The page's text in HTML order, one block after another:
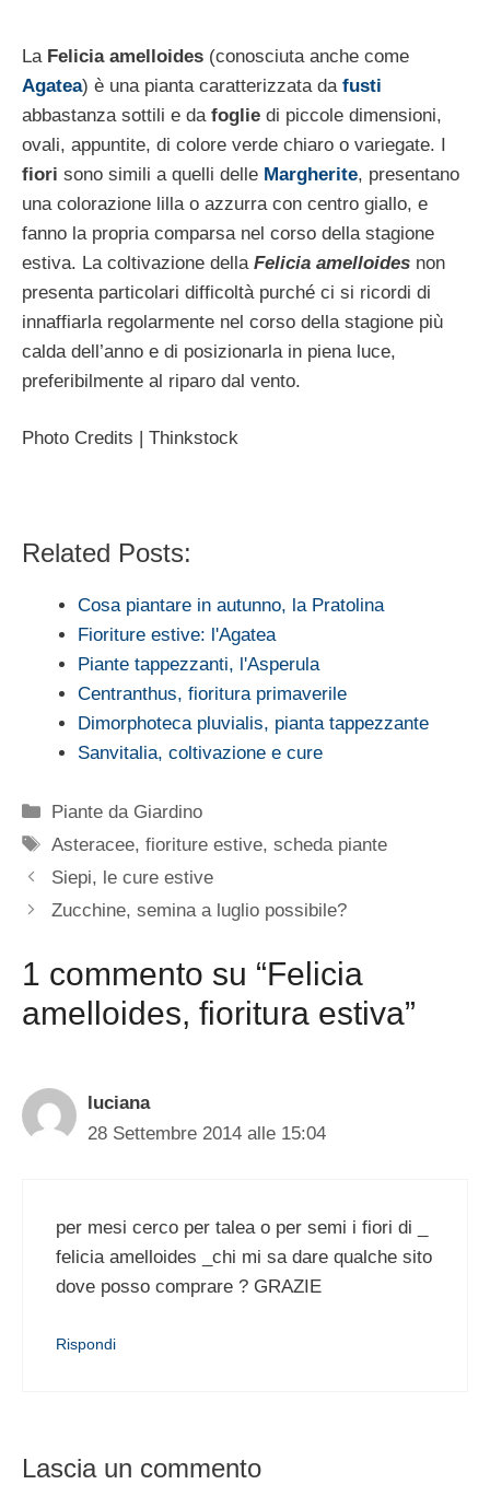
La Felicia amelloides (conosciuta anche come
Agatea) è una pianta caratterizzata da fusti
abbastanza sottili e da foglie di piccole dimensioni,
ovali, appuntite, di colore verde chiaro o variegate. I
fiori sono simili a quelli delle Margherite, presentano
una colorazione lilla o azzurra con centro giallo, e
fanno la propria comparsa nel corso della stagione
estiva. La coltivazione della Felicia amelloides non
presenta particolari difficoltà purché ci si ricordi di
innaffiarla regolarmente nel corso della stagione più
calda dell’anno e di posizionarla in piena luce,
preferibilmente al riparo dal vento.
Photo Credits | Thinkstock
Related Posts:
Cosa piantare in autunno, la Pratolina
Fioriture estive: l'Agatea
Piante tappezzanti, l'Asperula
Centranthus, fioritura primaverile
Dimorphoteca pluvialis, pianta tappezzante
Sanvitalia, coltivazione e cure
Categorie
Piante da Giardino
Tag
Asteracee,fioriture estive,scheda piante
Siepi, le cure estive
Zucchine, semina a luglio possibile?
1 commento su “Felicia
amelloides, fioritura estiva”
luciana
28 Settembre 2014 alle 15:04
per mesi cerco per talea o per semi i fiori di _
felicia amelloides _chi mi sa dare qualche sito
dove posso comprare ? GRAZIE
Rispondi
Lascia un commento